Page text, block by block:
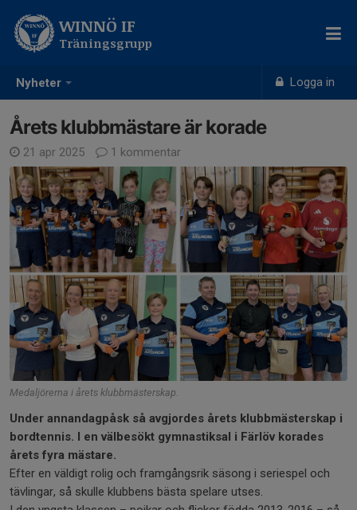
Nyheter Logga in
WINNÖ IF
Träningsgrupp
Årets klubbmästare är korade
21 apr 2025 1 kommentar
Medaljörerna i årets klubbmästerskap.
Under annandagpåsk så avgjordes årets klubbmästerskap i
bordtennis. I en välbesökt gymnastiksal i Färlöv korades
årets fyra mästare.
Efter en väldigt rolig och framgångsrik säsong i seriespel och
tävlingar, så skulle klubbens bästa spelare utses.